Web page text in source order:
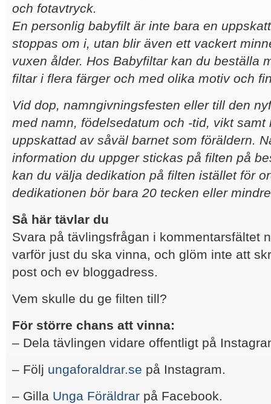
och fotavtryck.
En personlig babyfilt är inte bara en
stoppas om i, utan blir även ett vackert
vuxen ålder. Hos Babyfiltar kan du beställa
filtar i flera färger och med olika motiv och
Vid dop, namngivningsfesten eller till den
med namn, födelsedatum och -tid, vikt samt
uppskattad av såväl barnet som föräldern.
information du uppger stickas på filten på
kan du välja dedikation på filten istället för
dedikationen bör bara 20 tecken eller
Så här tävlar du
Svara på tävlingsfrågan i kommentarsfältet
varför just du ska vinna, och glöm inte att
post och ev bloggadress.
Vem skulle du ge filten till?
För större chans att vinna:
– Dela tävlingen vidare offentligt på
– Följ ungaforaldrar.se på Instagram.
– Gilla Unga Föräldrar på Facebook.